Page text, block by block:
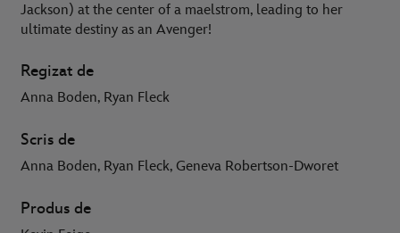
Jackson) at the center of a maelstrom, leading to her
ultimate destiny as an Avenger!
Regizat de
Anna Boden, Ryan Fleck
Scris de
Anna Boden, Ryan Fleck, Geneva Robertson-Dworet
Produs de